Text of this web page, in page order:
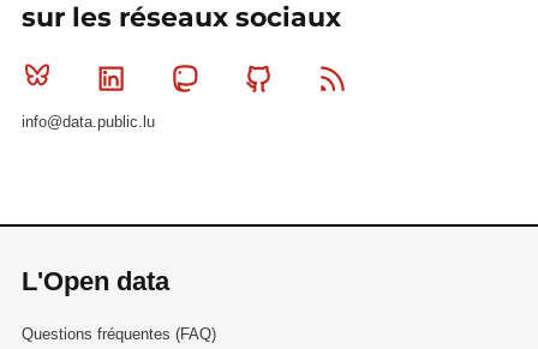
sur les réseaux sociaux
Bluesky Linkedin MastodonGithub
info@data.public.lu
L'Open data
Questions fréquentes (FAQ)